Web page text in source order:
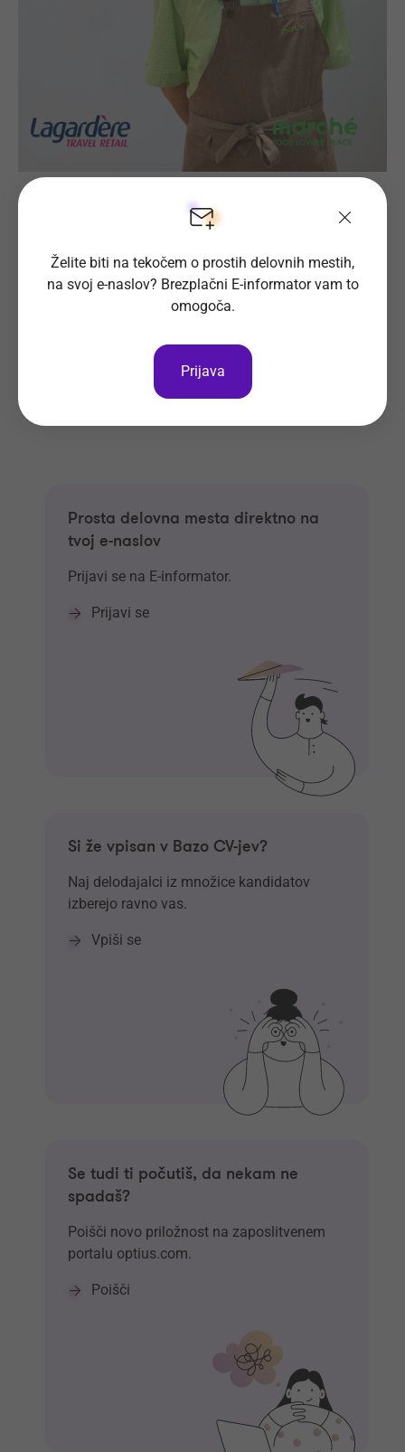
Oglas ni več objavljen.
Prosta delovna mesta direktno na
tvoj e-naslov
Prijavi se na E-informator.
Prijavi se
Si že vpisan v Bazo CV-jev?
Naj delodajalci iz množice kandidatov
izberejo ravno vas.
Vpiši se
Se tudi ti počutiš, da nekam ne
spadaš?
Poišči novo priložnost na zaposlitvenem
portalu optius.com.
Poišči
Želite biti na tekočem o prostih delovnih mestih,
na svoj e-naslov? Brezplačni E-informator vam to
omogoča.
Prijava